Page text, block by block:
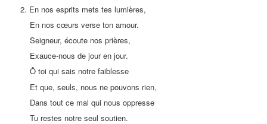
2. En nos esprits mets tes lumières,
En nos cœurs verse ton amour.
Seigneur, écoute nos prières,
Exauce-nous de jour en jour.
Ô toi qui sais notre faiblesse
Et que, seuls, nous ne pouvons rien,
Dans tout ce mal qui nous oppresse
Tu restes notre seul soutien.